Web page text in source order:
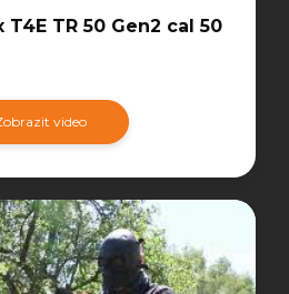
TR 50 Gen2 cal 50
video